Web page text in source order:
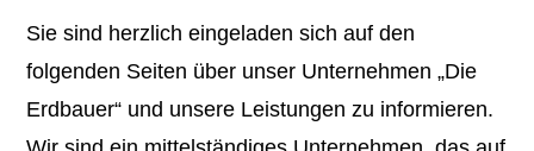
Sie sind herzlich eingeladen sich auf den
folgenden Seiten über unser Unternehmen „Die
Erdbauer“ und unsere Leistungen zu informieren.